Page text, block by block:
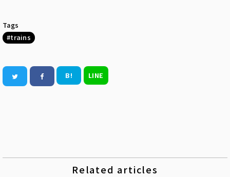
Tags
trains
B! LINE
Related articles